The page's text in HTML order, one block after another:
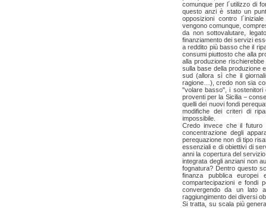
comunque per l´utilizzo di
questo anzi è stato un
opposizioni contro
vengono comunque,
da non sottovalutare,
finanziamento dei servizi
a reddito più basso che il
consumi piuttosto che alla
alla produzione
sulla base della produzione
sud (allora sì che il
ragione…), credo non sia
"volare basso", i sostenitori
proventi per la Sicilia −
quelli dei nuovi fondi
modifiche dei criteri di
impossibile.
Credo invece che il futuro
concentrazione degli
perequazione non di tipo
essenziali e di obiettivi di
anni la copertura del
integrata degli anziani non
fognatura? Dentro questo
finanza pubblica europei
compartecipazioni e fondi
convergendo da un lato
raggiungimento dei diversi
Si tratta, su scala più